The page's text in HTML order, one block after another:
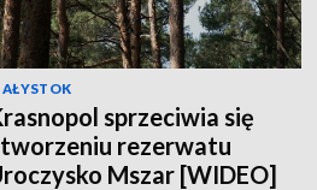
sprzeciwia się
rezerwatu
Mszar [WIDEO]